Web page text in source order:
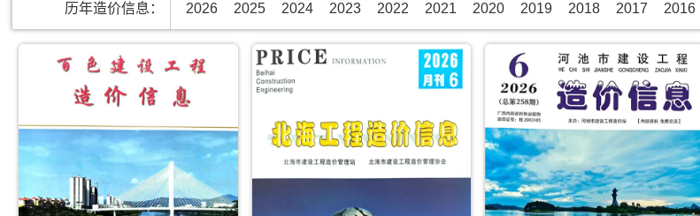
历年造价信息： 2026 2025 2024 2023 2022 2021 2020 2019 2018 2017 2016